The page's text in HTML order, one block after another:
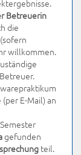
Betreuerin
die
willkommen.
E-Mail) an
gefunden
teil.